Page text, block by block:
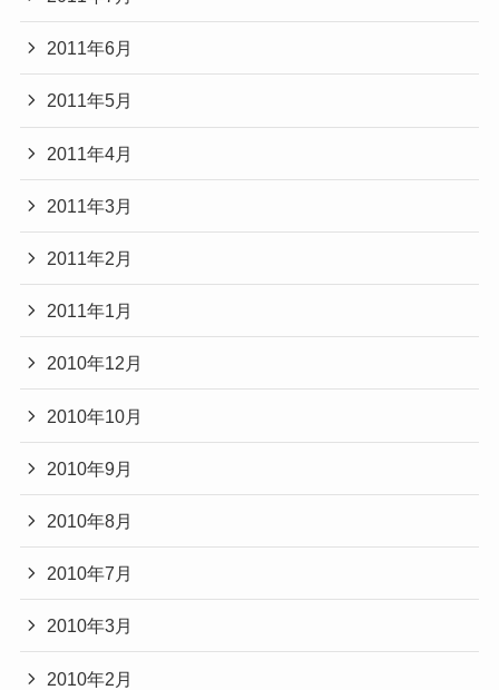
2011年6月
2011年5月
2011年4月
2011年3月
2011年2月
2011年1月
2010年12月
2010年10月
2010年9月
2010年8月
2010年7月
2010年3月
2010年2月